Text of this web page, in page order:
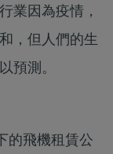
業因為疫情，
，但人們的生
預測。
的飛機租賃公